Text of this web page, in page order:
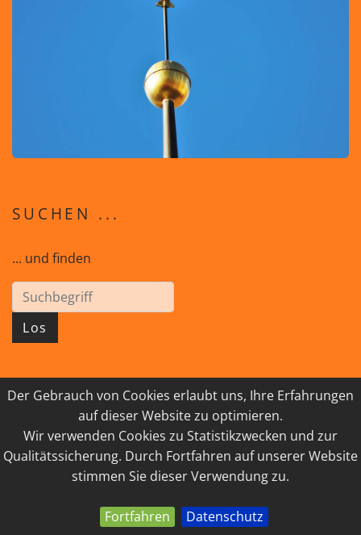
Der Gebrauch von Cookies erlaubt uns, Ihre Erfahrungen
auf dieser Website zu optimieren.
Wir verwenden Cookies zu Statistikzwecken und zur
Qualitätssicherung. Durch Fortfahren auf unserer Website
stimmen Sie dieser Verwendung zu.
Fortfahren Datenschutz
SUCHEN ...
... und finden
Los
© 2026 GEISTreich - Diözese Innsbruck
IMPRESSUM
LINKSAMMLUNG
DATENSCHUTZ
KONTAKT
powered by webEdition CMS